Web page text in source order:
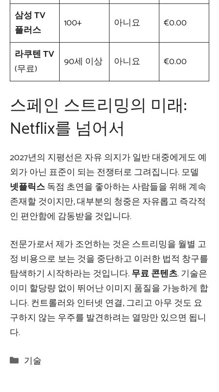
삼성 TV
플러스
100+ 아니요 €0.00
라쿠텐 TV
(무료)
90세 이상 아니요 €0.00
스페인 스트리밍의 미래:
Netflix를 넘어서
2027년의 지평선은 자유 의지가 일반 대중에게도 예
외가 아닌 표준이 되는 전쟁터로 그려집니다. 모델
넷플릭스독점 초연을 좋아하는 사람들을 위해 계속
존재할 것이지만, 대부분의 청중은 자유롭고 즉각적
인 편안함에 감동받을 것입니다.
전문가로서 제가 조언하는 것은 스트리밍을 월별 고
정 비용으로 보는 것을 중단하고 이러한 법적 창구를
탐색하기 시작하라는 것입니다. 무료 콘텐츠. 기술은
이미 할당량 없이 뛰어난 이미지 품질을 가능하게 합
니다. 컨트롤러와 인터넷 연결, 그리고 아무 것도 요
구하지 않는 우주를 발견하려는 열망만 있으면 됩니
다.
Categories
기술